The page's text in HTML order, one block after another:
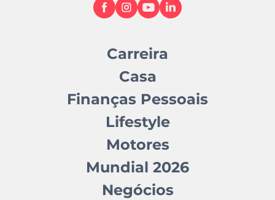
Carreira
Casa
Finanças Pessoais
Lifestyle
Motores
Mundial 2026
Negócios